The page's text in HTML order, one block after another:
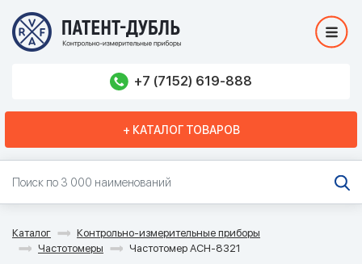
+7 (7152) 619-888
+ КАТАЛОГ ТОВАРОВ
Каталог
Контрольно-измерительные приборы
Частотомеры
Частотомер АСН-8321